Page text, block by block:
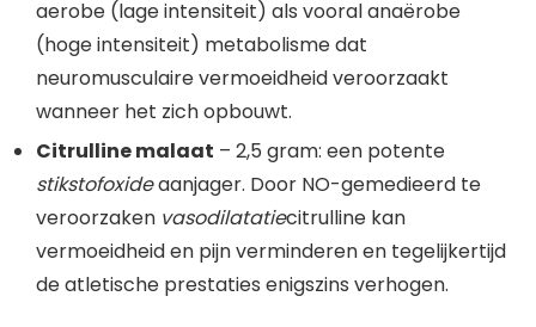
aerobe (lage intensiteit) als vooral anaërobe
(hoge intensiteit) metabolisme dat
neuromusculaire vermoeidheid veroorzaakt
wanneer het zich opbouwt.
Citrulline malaat – 2,5 gram: een potente
stikstofoxideaanjager. Door NO-gemedieerd te
veroorzaken vasodilatatiecitrulline kan
vermoeidheid en pijn verminderen en tegelijkertijd
de atletische prestaties enigszins verhogen.